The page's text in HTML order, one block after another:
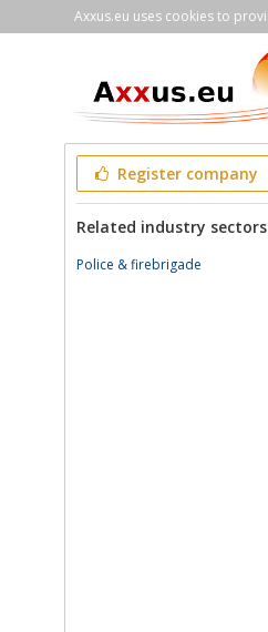
Axxus.eu uses cookies to
Register company
Related industry sectors
Police & firebrigade